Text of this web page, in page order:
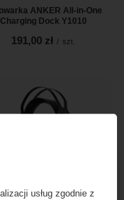
ANKER All-in-One
Charging Dock Y1010
191,00 zł / szt.
Green
usług zgodnie z